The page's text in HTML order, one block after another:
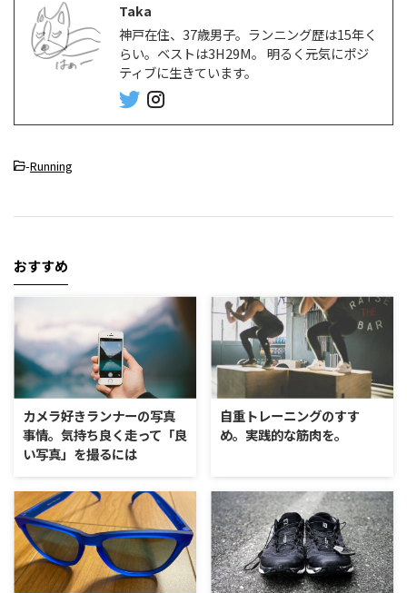
Taka
神戸在住、37歳男子。ランニング歴は15年く
らい。ベストは3H29M。 明るく元気にポジ
ティブに生きています。
-Running
おすすめ
カメラ好きランナーの写真
事情。気持ち良く走って「良
い写真」を撮るには
自重トレーニングのすす
め。実践的な筋肉を。